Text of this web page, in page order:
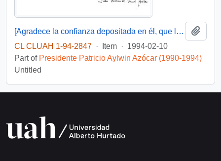
[Agradece la confianza depositada en él, que le posibilito servir en su gobierno]
CL CLUAH 1-94-2847 · Item · 1994-02-10
Part of Presidente Patricio Aylwin Azócar (1990-1994)
Untitled